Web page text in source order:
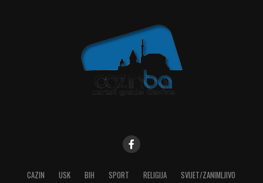
CAZIN USK BIH SPORT RELIGIJA SVIJET/ZANIMLJIVO